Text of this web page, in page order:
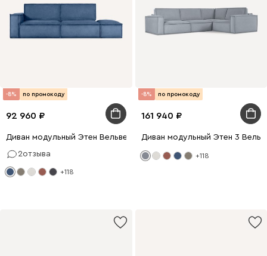
-8% по промокоду
92 960
Диван модульный Этен Вельвет Синий
2отзыва
+118
-8% по промокоду
161 940
Диван модульный Этен 3
+118